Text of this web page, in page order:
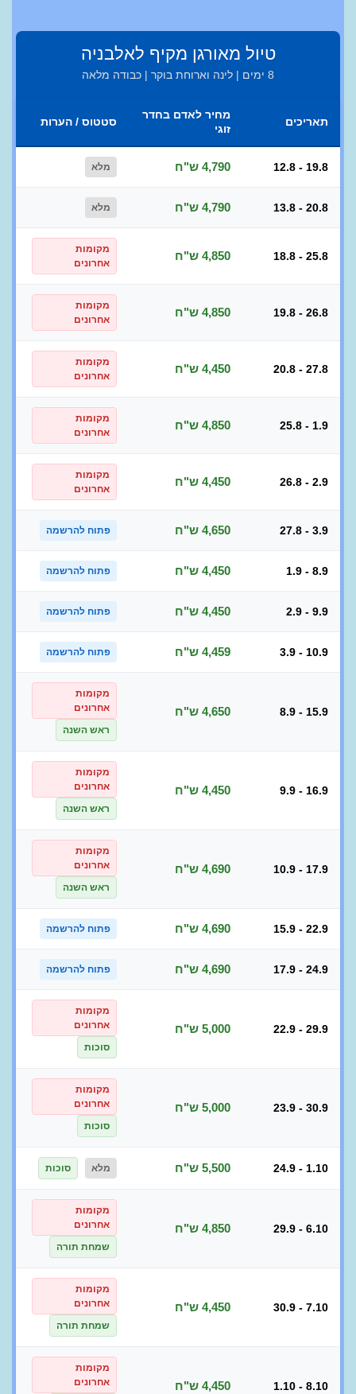
טיול מאורגן מקיף לאלבניה
8 ימים | לינה וארוחת בוקר | כבודה מלאה
תאריכים
מחיר לאדם בחדר
זוגי
סטטוס / הערות
12.8 - 19.8 4,790 ש"ח מלא
13.8 - 20.8 4,790 ש"ח מלא
18.8 - 25.8 4,850 ש"ח
מקומות
אחרונים
19.8 - 26.8 4,850 ש"ח
מקומות
אחרונים
20.8 - 27.8 4,450 ש"ח
מקומות
אחרונים
25.8 - 1.9 4,850 ש"ח
מקומות
אחרונים
26.8 - 2.9 4,450 ש"ח
מקומות
אחרונים
27.8 - 3.9 4,650 ש"ח פתוח להרשמה
1.9 - 8.9 4,450 ש"ח פתוח להרשמה
2.9 - 9.9 4,450 ש"ח פתוח להרשמה
3.9 - 10.9 4,459 ש"ח פתוח להרשמה
8.9 - 15.9 4,650 ש"ח
מקומות
אחרונים
ראש השנה
9.9 - 16.9 4,450 ש"ח
מקומות
אחרונים
ראש השנה
10.9 - 17.9 4,690 ש"ח
מקומות
אחרונים
ראש השנה
15.9 - 22.9 4,690 ש"ח פתוח להרשמה
17.9 - 24.9 4,690 ש"ח פתוח להרשמה
22.9 - 29.9 5,000 ש"ח
מקומות
אחרונים
סוכות
23.9 - 30.9 5,000 ש"ח
מקומות
אחרונים
סוכות
24.9 - 1.10 5,500 ש"ח מלא סוכות
29.9 - 6.10 4,850 ש"ח
מקומות
אחרונים
שמחת תורה
30.9 - 7.10 4,450 ש"ח
מקומות
אחרונים
שמחת תורה
1.10 - 8.10 4,450 ש"ח
מקומות
אחרונים